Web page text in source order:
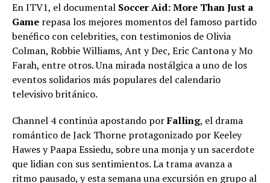
En ITV1, el documental Soccer Aid: More Than Just a
Game repasa los mejores momentos del famoso partido
benéfico con celebrities, con testimonios de Olivia
Colman, Robbie Williams, Ant y Dec, Eric Cantona y Mo
Farah, entre otros. Una mirada nostálgica a uno de los
eventos solidarios más populares del calendario
televisivo británico.
Channel 4 continúa apostando porFalling, el drama
romántico de Jack Thorne protagonizado por Keeley
Hawes y Paapa Essiedu, sobre una monja y un sacerdote
que lidian con sus sentimientos. La trama avanza a
ritmo pausado, y esta semana una excursión en grupo al